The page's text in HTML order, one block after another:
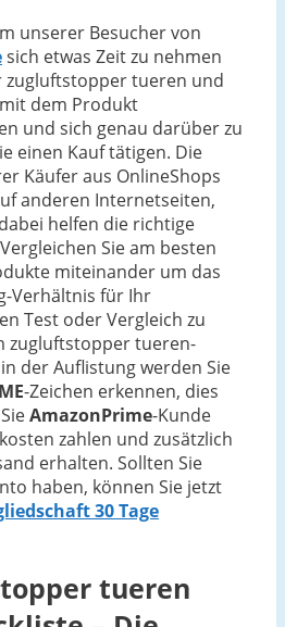
unserer Besucher von
sich etwas Zeit zu nehmen
zugluftstopper tueren und
dem Produkt
und sich genau darüber zu
einen Kauf tätigen. Die
Käufer aus OnlineShops
anderen Internetseiten,
helfen die richtige
Sie am besten
miteinander um das
Verhältnis für Ihr
Test oder Vergleich zu
zugluftstopper tueren-
der Auflistung werden Sie
-Zeichen erkennen, dies
AmazonPrime-Kunde
zahlen und zusätzlich
erhalten. Sollten Sie
haben, können Sie jetzt
30 Tage
tueren